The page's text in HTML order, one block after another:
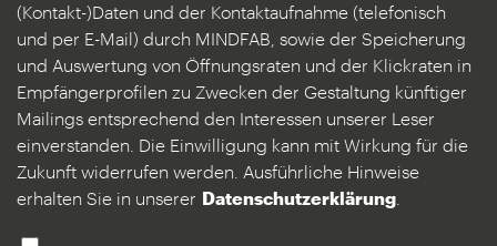
(Kontakt-)Daten und der Kontaktaufnahme (telefonisch
und per E-Mail) durch MINDFAB, sowie der Speicherung
und Auswertung von Öffnungsraten und der Klickraten in
Empfängerprofilen zu Zwecken der Gestaltung künftiger
Mailings entsprechend den Interessen unserer Leser
einverstanden. Die Einwilligung kann mit Wirkung für die
Zukunft widerrufen werden. Ausführliche Hinweise
erhalten Sie in unserer Datenschutzerklärung